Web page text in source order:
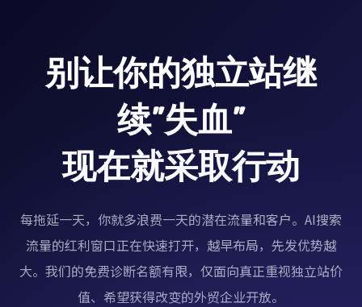
别让你的独立站继
续”失血”
现在就采取行动
每拖延一天，你就多浪费一天的潜在流量和客户。AI搜索
流量的红利窗口正在快速打开，越早布局，先发优势越
大。我们的免费诊断名额有限，仅面向真正重视独立站价
值、希望获得改变的外贸企业开放。